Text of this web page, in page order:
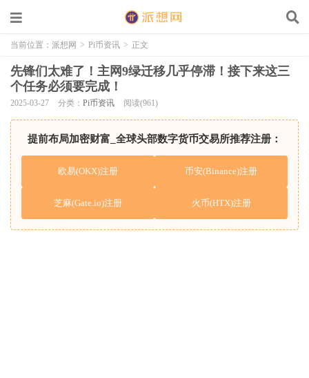
当前位置： 派想网 > Pi币资讯 > 正文
先锋们太难了！主网9绿迁移几乎停滞！接下来这三
个任务必须要完成！
2025-03-27 分类： Pi币资讯 阅读(961)
提前布局加密财富_全球头部数字货币交易所推荐注册：
欧易(OKX)注册 币安(Binance)注册
芝麻(Gate.io)注册 火币(HTX)注册